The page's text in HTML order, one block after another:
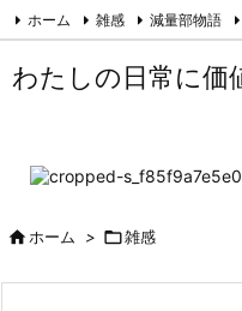
ホーム 雑感 減量部物語
わたしの日常に価
ホーム > 雑感